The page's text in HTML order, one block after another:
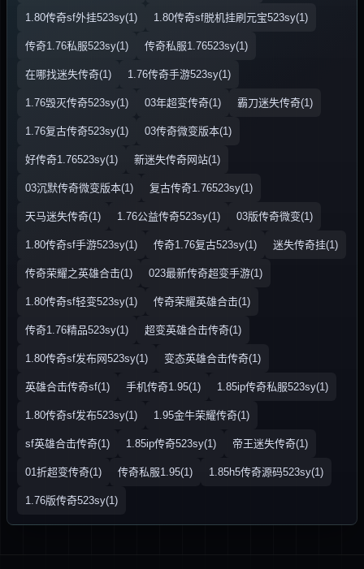
1.80传奇sf外挂523sy(1) 1.80传奇sf脱机挂刷元宝523sy(1)
传奇1.76私服523sy(1) 传奇私服1.76523sy(1)
在哪找迷失传奇(1) 1.76传奇手游523sy(1)
1.76毁灭传奇523sy(1) 03年超变传奇(1) 霸刀迷失传奇(1)
1.76复古传奇523sy(1) 03传奇微变版本(1)
好传奇1.76523sy(1) 新迷失传奇网站(1)
03沉默传奇微变版本(1) 复古传奇1.76523sy(1)
天马迷失传奇(1) 1.76公益传奇523sy(1) 03版传奇微变(1)
1.80传奇sf手游523sy(1) 传奇1.76复古523sy(1) 迷失传奇挂(1)
传奇荣耀之英雄合击(1) 023最新传奇超变手游(1)
1.80传奇sf轻变523sy(1) 传奇荣耀英雄合击(1)
传奇1.76精品523sy(1) 超变英雄合击传奇(1)
1.80传奇sf发布网523sy(1) 变态英雄合击传奇(1)
英雄合击传奇sf(1) 手机传奇1.95(1) 1.85ip传奇私服523sy(1)
1.80传奇sf发布523sy(1) 1.95金牛荣耀传奇(1)
sf英雄合击传奇(1) 1.85ip传奇523sy(1) 帝王迷失传奇(1)
01折超变传奇(1) 传奇私服1.95(1) 1.85h5传奇源码523sy(1)
1.76版传奇523sy(1)